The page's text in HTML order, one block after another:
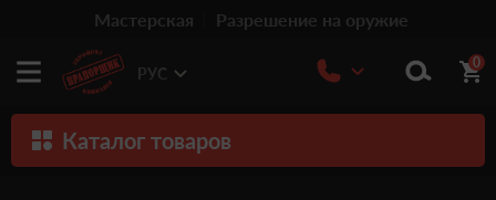
Мастерская Разрешение на оружие
РУС
0
Каталог товаров